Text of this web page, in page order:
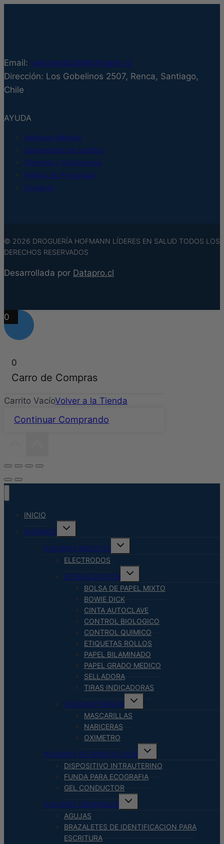
Email: webmedical@hofmann.cl
Dirección: Los Gobelinos 2507, Renca, Santiago,
Chile
AYUDA
Hofmann Medical
Seguimiento de pedidos
Términos y Condiciones
Política de Privacidad
Contacto
© 2026 DROGUERÍA HOFMANN LÍDERES EN SALUD TODOS LOS
DERECHOS RESERVADOS
Desarrollada por Datapro.cl
0
0
Carro de Compras
Carrito VacíoVolver a la Tienda
Continuar Comprando
INICIO
INSUMOS
Alternar
INSUMOS MEDICOS
Alternar
ELECTRODOS
ESTERILIZACION
Alternar
hijo
BOLSA DE PAPEL MIXTO
BOWIE DICK
CINTA AUTOCLAVE
CONTROL BIOLOGICO
CONTROL QUIMICO
ETIQUETAS ROLLOS
PAPEL BILAMINADO
PAPEL GRADO MEDICO
SELLADORA
TIRAS INDICADORAS
OXIGENOTERAPIA
Alternar
hijo
MASCARILLAS
NARICERAS
OXIMETRO
INSUMOS DE GINECOLOGIA
Alternar
hijo
DISPOSITIVO INTRAUTERINO
FUNDA PARA ECOGRAFIA
GEL CONDUCTOR
INSUMOS GENERALES
Alternar
AGUJAS
BRAZALETES DE IDENTIFICACION PARA
ESCRITURA